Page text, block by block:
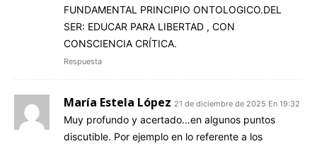
FUNDAMENTAL PRINCIPIO ONTOLOGICO.DEL
SER: EDUCAR PARA LIBERTAD , CON
CONSCIENCIA CRÍTICA.
Respuesta
María Estela López 21 de diciembre de 2025 En 19:32
Muy profundo y acertado…en algunos puntos
discutible. Por ejemplo en lo referente a los